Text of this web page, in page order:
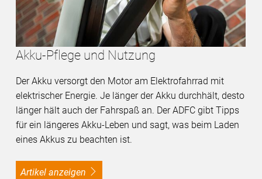
Akku-Pflege und Nutzung
Der Akku versorgt den Motor am Elektrofahrrad mit
elektrischer Energie. Je länger der Akku durchhält, desto
länger hält auch der Fahrspaß an. Der ADFC gibt Tipps
für ein längeres Akku-Leben und sagt, was beim Laden
eines Akkus zu beachten ist.
Artikel anzeigen